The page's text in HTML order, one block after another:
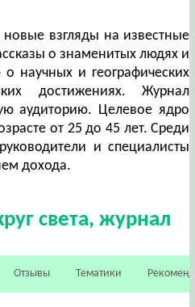
новые взгляды на известные
о знаменитых людях и
научных и географических
достижениях. Журнал
аудиторию. Целевое ядро
от 25 до 45 лет. Среди
и специалисты
дохода.
света, журнал
Отзывы Тематики